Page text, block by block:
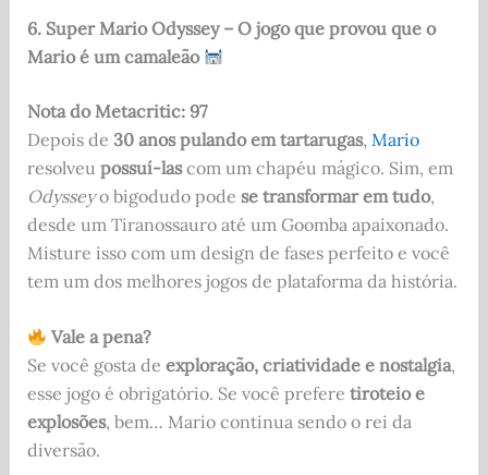
6. Super Mario Odyssey – O jogo que provou que o
Mario é um camaleão
Nota do Metacritic: 97
Depois de 30 anos pulando em tartarugas, Mario
resolveu possuí-lascom um chapéu mágico. Sim, em
Odysseyo bigodudo pode se transformar em tudo,
desde um Tiranossauro até um Goomba apaixonado.
Misture isso com um design de fases perfeito e você
tem um dos melhores jogos de plataforma da história.
Vale a pena?
Se você gosta de exploração, criatividade e nostalgia,
esse jogo é obrigatório. Se você prefere tiroteio e
explosões, bem… Mario continua sendo o rei da
diversão.